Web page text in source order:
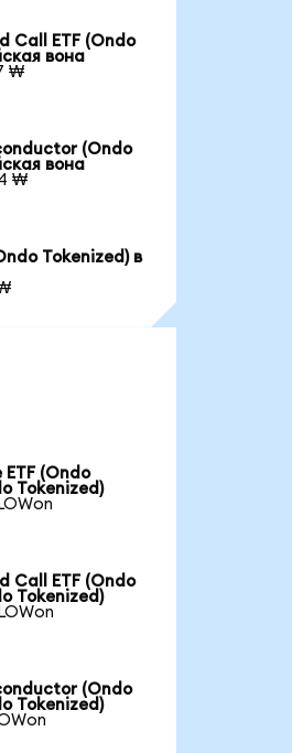
Call ETF (Ondo
вона
₩
(Ondo
вона
₩
Tokenized) в
(Ondo
Tokenized)
Call ETF (Ondo
Tokenized)
(Ondo
Tokenized)